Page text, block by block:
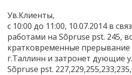
Ув.Клиенты,
c 10:00 до 11:00, 10.07.2014 в
работами на Sõpruse pst. 245,
кратковременные прерывание
г.Таллинн и затронет дующие
Sõpruse pst.